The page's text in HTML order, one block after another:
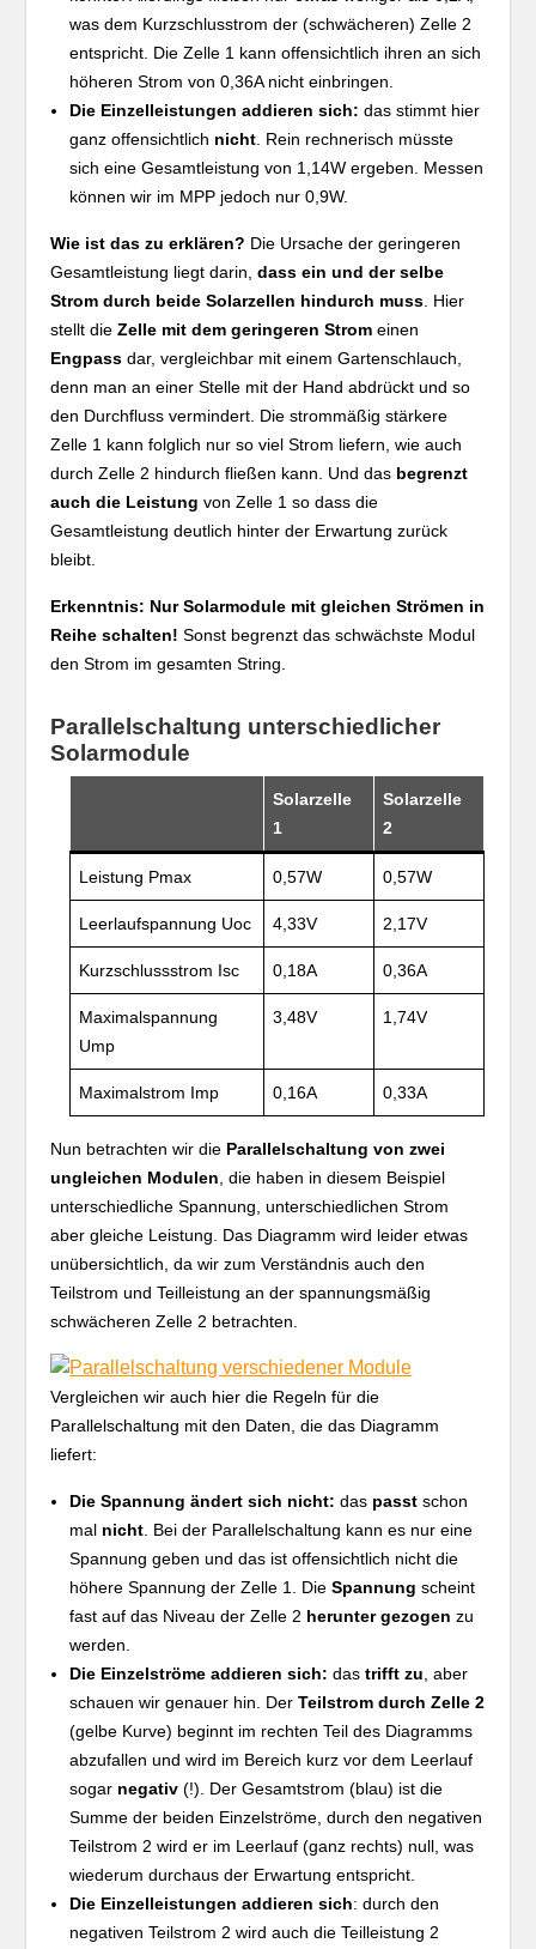
was dem Kurzschlusstrom der (schwächeren) Zelle 2
entspricht. Die Zelle 1 kann offensichtlich ihren an sich
höheren Strom von 0,36A nicht einbringen.
Die Einzelleistungen addieren sich: das stimmt hier
ganz offensichtlich nicht . Rein rechnerisch müsste
sich eine Gesamtleistung von 1,14W ergeben. Messen
können wir im MPP jedoch nur 0,9W.
Wie ist das zu erklären? Die Ursache der geringeren
Gesamtleistung liegt darin,dass ein und der selbe
Strom durch beide Solarzellen hindurch muss . Hier
stellt dieZelle mit dem geringeren Strom einen
Engpass dar, vergleichbar mit einem Gartenschlauch,
denn man an einer Stelle mit der Hand abdrückt und so
den Durchfluss vermindert. Die strommäßig stärkere
Zelle 1 kann folglich nur so viel Strom liefern, wie auch
durch Zelle 2 hindurch fließen kann. Und das begrenzt
auch die Leistungvon Zelle 1 so dass die
Gesamtleistung deutlich hinter der Erwartung zurück
bleibt.
Erkenntnis: Nur Solarmodule mit gleichen Strömen in
Reihe schalten!Sonst begrenzt das schwächste Modul
den Strom im gesamten String.
Parallelschaltung unterschiedlicher
Solarmodule
Solarzelle
1
Solarzelle
2
Leistung Pmax 0,57W 0,57W
Leerlaufspannung Uoc 4,33V 2,17V
Kurzschlussstrom Isc 0,18A 0,36A
Maximalspannung
Ump
3,48V 1,74V
Maximalstrom Imp 0,16A 0,33A
Nun betrachten wir die Parallelschaltung von zwei
ungleichen Modulen , die haben in diesem Beispiel
unterschiedliche Spannung, unterschiedlichen Strom
aber gleiche Leistung. Das Diagramm wird leider etwas
unübersichtlich, da wir zum Verständnis auch den
Teilstrom und Teilleistung an der spannungsmäßig
schwächeren Zelle 2 betrachten.
Vergleichen wir auch hier die Regeln für die
Parallelschaltung mit den Daten, die das Diagramm
liefert:
Die Spannung ändert sich nicht: das passt schon
mal nicht . Bei der Parallelschaltung kann es nur eine
Spannung geben und das ist offensichtlich nicht die
höhere Spannung der Zelle 1. DieSpannung scheint
fast auf das Niveau der Zelle 2 herunter gezogen zu
werden.
Die Einzelströme addieren sich: dastrifft zu , aber
schauen wir genauer hin. DerTeilstrom durch Zelle 2
(gelbe Kurve) beginnt im rechten Teil des Diagramms
abzufallen und wird im Bereich kurz vor dem Leerlauf
sogar negativ (!). Der Gesamtstrom (blau) ist die
Summe der beiden Einzelströme, durch den negativen
Teilstrom 2 wird er im Leerlauf (ganz rechts) null, was
wiederum durchaus der Erwartung entspricht.
Die Einzelleistungen addieren sich: durch den
negativen Teilstrom 2 wird auch die Teilleistung 2